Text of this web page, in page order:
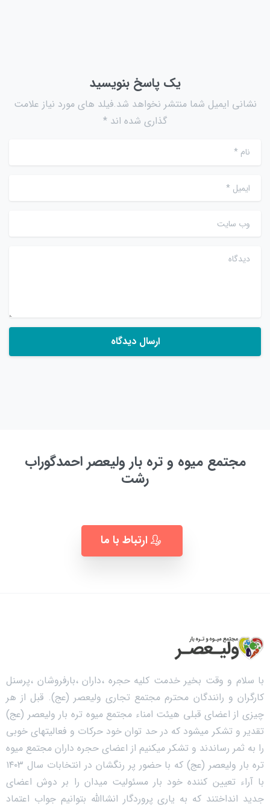
یک پاسخ بنویسید
نشانی ایمیل شما منتشر نخواهد شد.فیلد های مورد نیاز علامت
گذاری شده اند *
نام*
ایمیل *
وب سایت
دیدگاه
مجتمع میوه و تره بار ولیعصر احمدگوراب
رشت
ارتباط با ما
با سلام و وقت بخیر خدمت کلیه حجره ،داران ،بارفروشان ،پرسنل
کارگران و رانندگان محترم مجتمع تجاری ولیعصر (عج). قبل از هر
چیزی از اعضای قبلی هیئت امناء مجتمع میوه تره بار ولیعصر (عج)
تقدیر و تشکر میشود که در حد توان خود حرکات و فعالیتهای خوبی
را به ثمر رساندند و تشکر میکنیم از اعضای حجره داران مجتمع میوه
تره بار ولیعصر (عج) که با حضور پر رنگشان در انتخابات سال ۱۴۰۳
با آراء تعیین کننده خود بار مسئولیت میدان را بر دوش اعضای
جدید انداختند که به یاری پروردگار انشاالله بتوانیم جواب اعتماد